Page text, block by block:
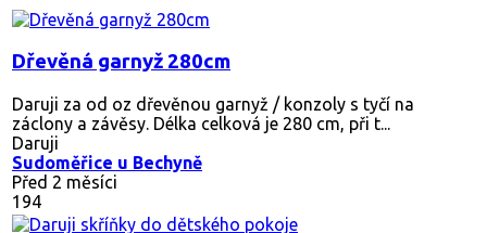
Dřevěná garnyž 280cm
Daruji za od oz dřevěnou garnyž / konzoly s tyčí na
záclony a závěsy. Délka celková je 280 cm, při t...
Daruji
Sudoměřice u Bechyně
Před 2 měsíci
194